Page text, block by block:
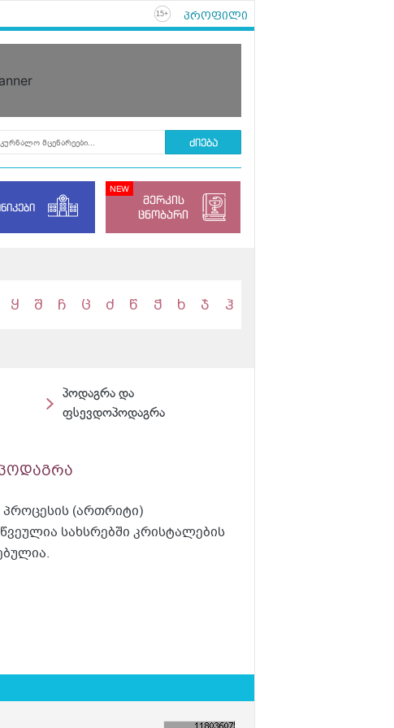
15+ პროფილი
მერკის
ცნობარი
ყ შ ჩ ც ძ წ ჭ ხ ჯ ჰ
პოდაგრა და
ფსევდოპოდაგრა
(ართრიტი)
სახსრებში კრისტალების